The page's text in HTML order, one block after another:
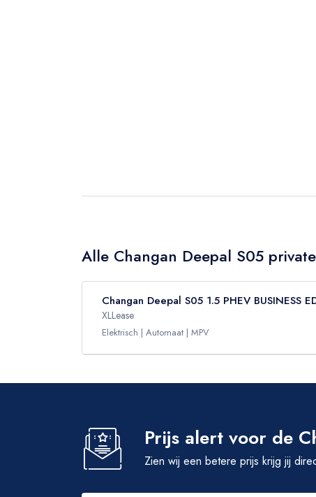
Alle Changan Deepal S05
Changan Deepal S05 1.5 PHEV BUSINESS
XLLease
Elektrisch Automaat MPV
Prijs alert voor de
Zien wij een betere prijs krijg jij